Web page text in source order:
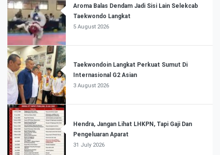
Aroma Balas Dendam Jadi Sisi Lain Selekcab
Taekwondo Langkat
5 August 2026
Taekwondoin Langkat Perkuat Sumut Di
Internasional G2 Asian
3 August 2026
Hendra, Jangan Lihat LHKPN, Tapi Gaji Dan
Pengeluaran Aparat
31 July 2026